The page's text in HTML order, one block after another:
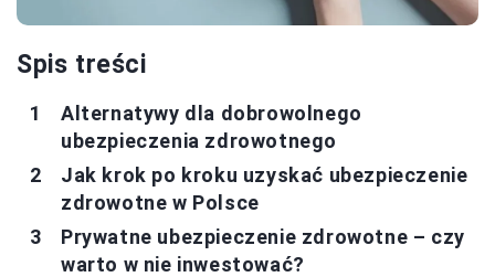
Spis treści
Alternatywy dla dobrowolnego
ubezpieczenia zdrowotnego
Jak krok po kroku uzyskać ubezpieczenie
zdrowotne w Polsce
Prywatne ubezpieczenie zdrowotne – czy
warto w nie inwestować?